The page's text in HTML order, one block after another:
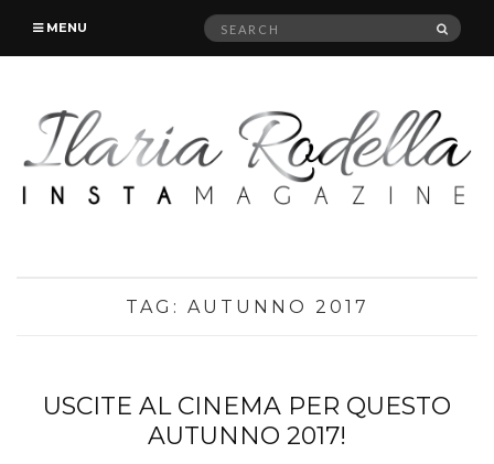
MENU
Search
TAG: AUTUNNO 2017
USCITE AL CINEMA PER QUESTO
AUTUNNO 2017!